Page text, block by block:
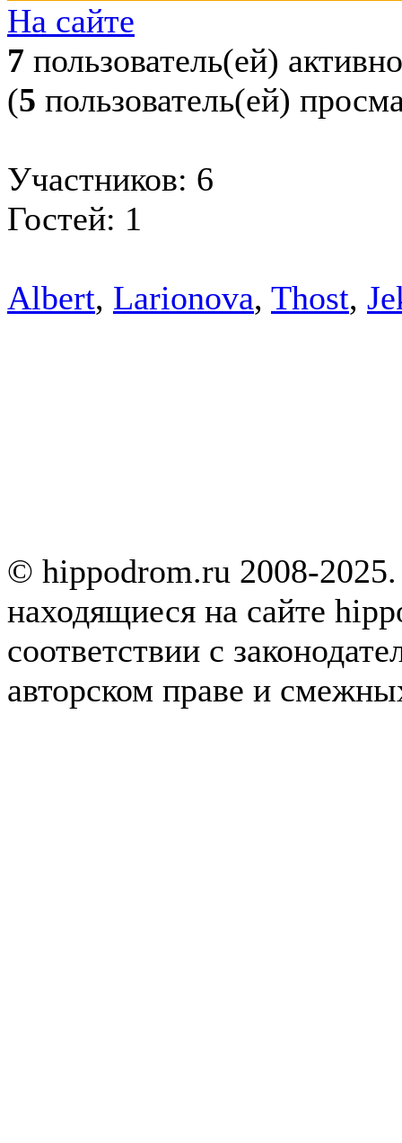
На сайте
7 пользователь(ей) активно
(5 пользователь(ей)
Участников: 6
Гостей: 1
Albert, Larionova, Thost,
© hippodrom.ru 2008-
находящиеся на сайте
соответствии с
авторском праве и